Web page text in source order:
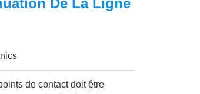
De La Ligne
de contact doit être